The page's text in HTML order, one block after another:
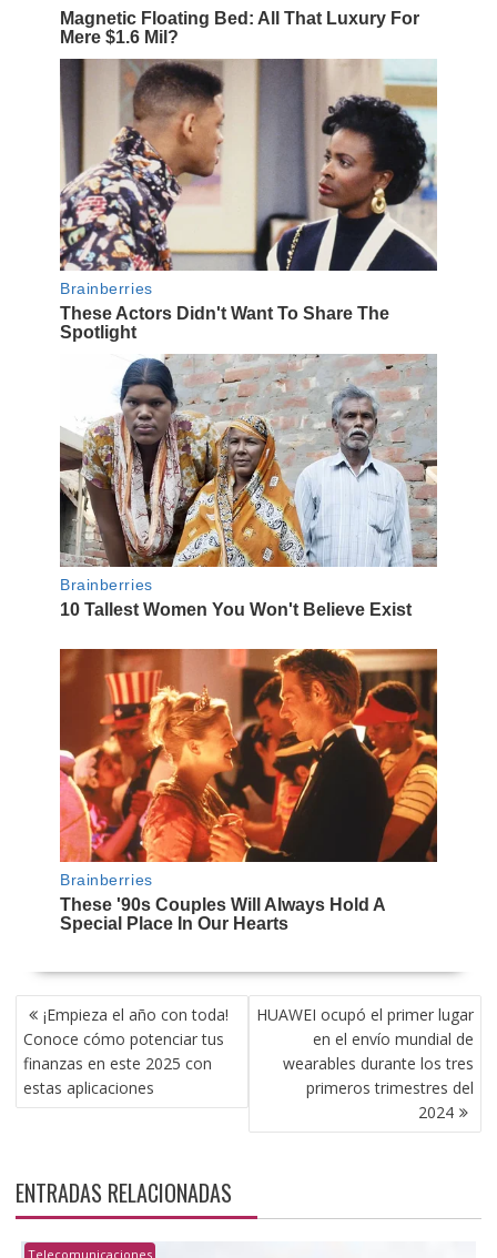
NAVEGACIÓN
DE
ENTRADAS
¡Empieza el año con toda!
Conoce cómo potenciar tus
finanzas en este 2025 con
estas aplicaciones
HUAWEI ocupó el primer lugar
en el envío mundial de
wearables durante los tres
primeros trimestres del
2024
ENTRADAS RELACIONADAS
Telecomunicaciones